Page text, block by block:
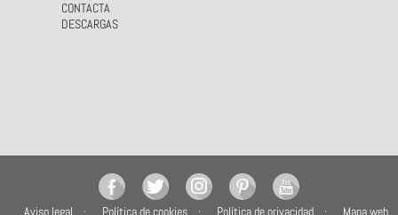
CONTACTA
DESCARGAS
Aviso legal Política de cookies Política de privacidad Mapa web